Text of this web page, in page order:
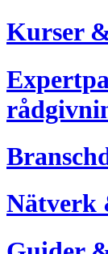
Kurser
Nätverk